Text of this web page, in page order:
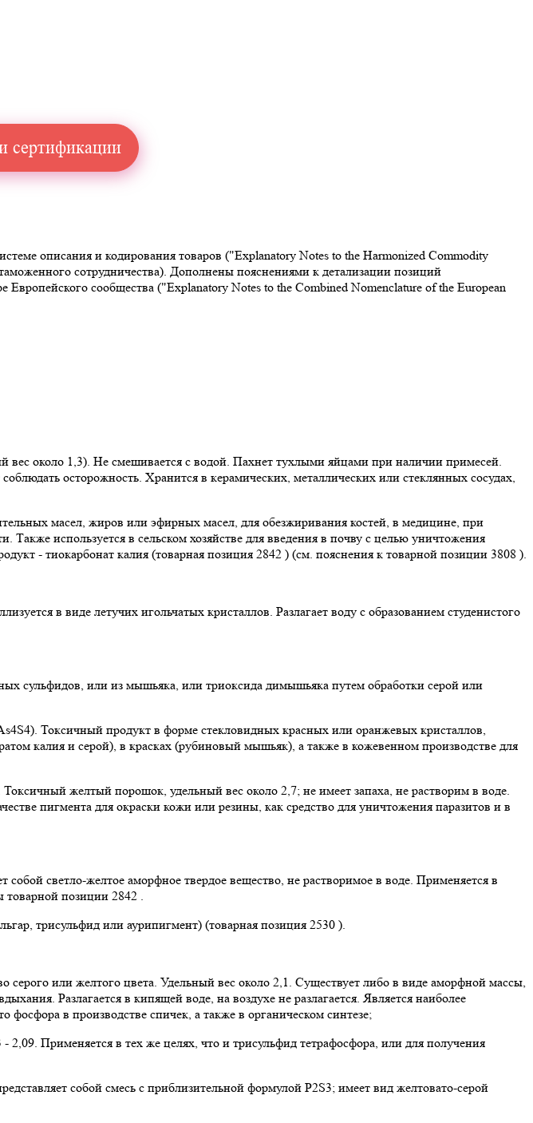
сертификации
описания и кодирования товаров ("Explanatory Notes to the Harmonized Commodity
сотрудничества). Дополнены пояснениями к детализации позиций
сообщества ("Explanatory Notes to the Combined Nomenclature of the European
вес около 1,3). Не смешивается с водой. Пахнет тухлыми яйцами при наличии примесей.
осторожность. Хранится в керамических, металлических или стеклянных сосудах,
масел, жиров или эфирных масел, для обезжиривания костей, в медицине, при
используется в сельском хозяйстве для введения в почву с целью уничтожения
- тиокарбонат калия (товарная позиция 2842 ) (см. пояснения к товарной позиции 3808 ).
в виде летучих игольчатых кристаллов. Разлагает воду с образованием студенистого
сульфидов, или из мышьяка, или триоксида димышьяка путем обработки серой или
Токсичный продукт в форме стекловидных красных или оранжевых кристаллов,
калия и серой), в красках (рубиновый мышьяк), а также в кожевенном производстве для
желтый порошок, удельный вес около 2,7; не имеет запаха, не растворим в воде.
пигмента для окраски кожи или резины, как средство для уничтожения паразитов и в
светло-желтое аморфное твердое вещество, не растворимое в воде. Применяется в
товарной позиции 2842 .
трисульфид или аурипигмент) (товарная позиция 2530 ).
или желтого цвета. Удельный вес около 2,1. Существует либо в виде аморфной массы,
Разлагается в кипящей воде, на воздухе не разлагается. Является наиболее
в производстве спичек, а также в органическом синтезе;
Применяется в тех же целях, что и трисульфид тетрафосфора, или для получения
собой смесь с приблизительной формулой P2S3; имеет вид желтовато-серой